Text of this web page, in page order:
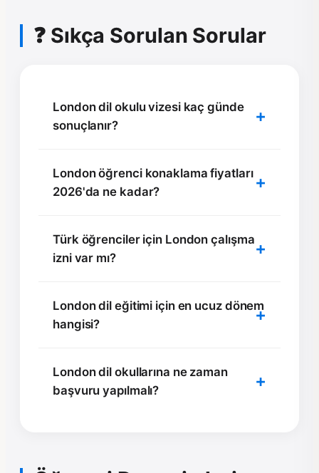
❓ Sıkça Sorulan Sorular
London dil okulu vizesi kaç günde
sonuçlanır?
London öğrenci konaklama fiyatları
2026'da ne kadar?
Türk öğrenciler için London çalışma
izni var mı?
London dil eğitimi için en ucuz dönem
hangisi?
London dil okullarına ne zaman
başvuru yapılmalı?